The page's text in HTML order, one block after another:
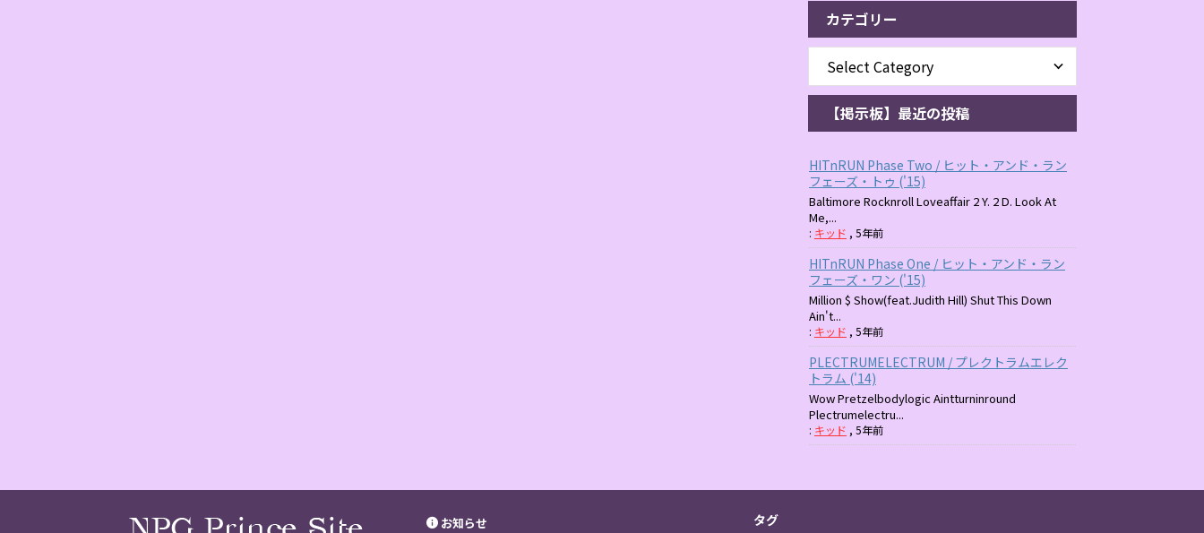
カテゴリー
【掲示板】最近の投稿
HITnRUN Phase Two / ヒット・アンド・ラン
フェーズ・トゥ ('15)
Baltimore Rocknroll Loveaffair 2 Y. 2 D. Look At
Me,...
: キッド , 5年前
HITnRUN Phase One / ヒット・アンド・ラン
フェーズ・ワン ('15)
Million $ Show(feat.Judith Hill) Shut This Down
Ain't...
: キッド , 5年前
PLECTRUMELECTRUM / プレクトラムエレク
トラム ('14)
Wow Pretzelbodylogic Aintturninround
Plectrumelectru...
: キッド , 5年前
お知らせ タグ